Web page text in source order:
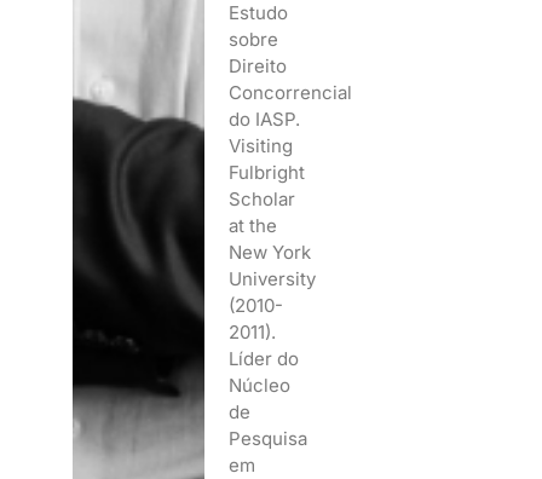
Estudo
sobre
Direito
Concorrencial
do IASP.
Visiting
Fulbright
Scholar
at the
New York
University
(2010-
2011).
Líder do
Núcleo
de
Pesquisa
em